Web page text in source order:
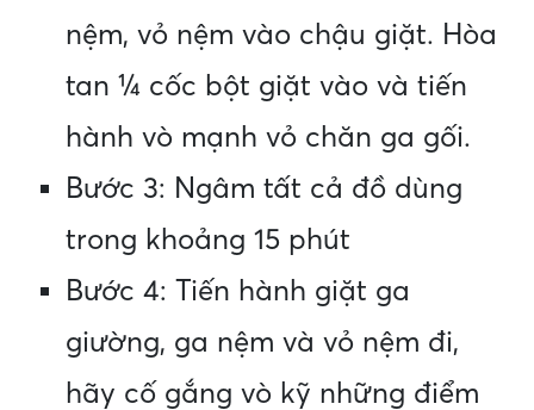
nệm, vỏ nệm vào chậu giặt. Hòa
tan ¼ cốc bột giặt vào và tiến
hành vò mạnh vỏ chăn ga gối.
Bước 3: Ngâm tất cả đồ dùng
trong khoảng 15 phút
Bước 4: Tiến hành giặt ga
giường, ga nệm và vỏ nệm đi,
hãy cố gắng vò kỹ những điểm